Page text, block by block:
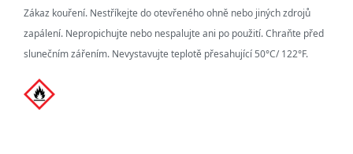
Zákaz kouření. Nestříkejte do otevřeného ohně nebo jiných zdrojů
zapálení. Nepropichujte nebo nespalujte ani po použití. Chraňte před
slunečním zářením. Nevystavujte teplotě přesahující 50°C/ 122°F.